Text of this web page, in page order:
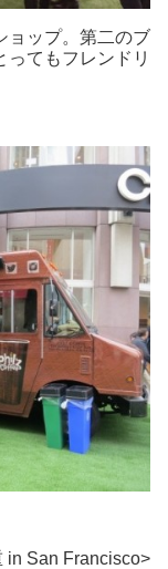
ョップ。第二のブ
てもフレンドリ
in San Francisco>